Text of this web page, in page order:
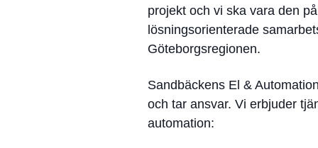
projekt och vi ska vara den
lösningsorienterade
Göteborgsregionen.
Sandbäckens El &
och tar ansvar. Vi erbjuder
automation: